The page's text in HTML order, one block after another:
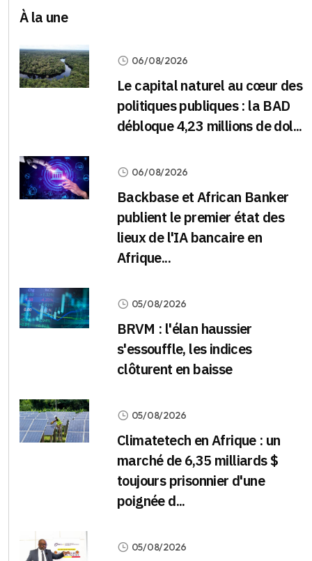
À la une
06/08/2026
Le capital naturel au cœur des
politiques publiques : la BAD
débloque 4,23 millions de dol...
06/08/2026
Backbase et African Banker
publient le premier état des
lieux de l'IA bancaire en
Afrique...
05/08/2026
BRVM : l'élan haussier
s'essouffle, les indices
clôturent en baisse
05/08/2026
Climatetech en Afrique : un
marché de 6,35 milliards $
toujours prisonnier d'une
poignée d...
05/08/2026